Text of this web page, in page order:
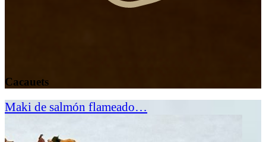
Cacauets
Maki de salmón flameado…